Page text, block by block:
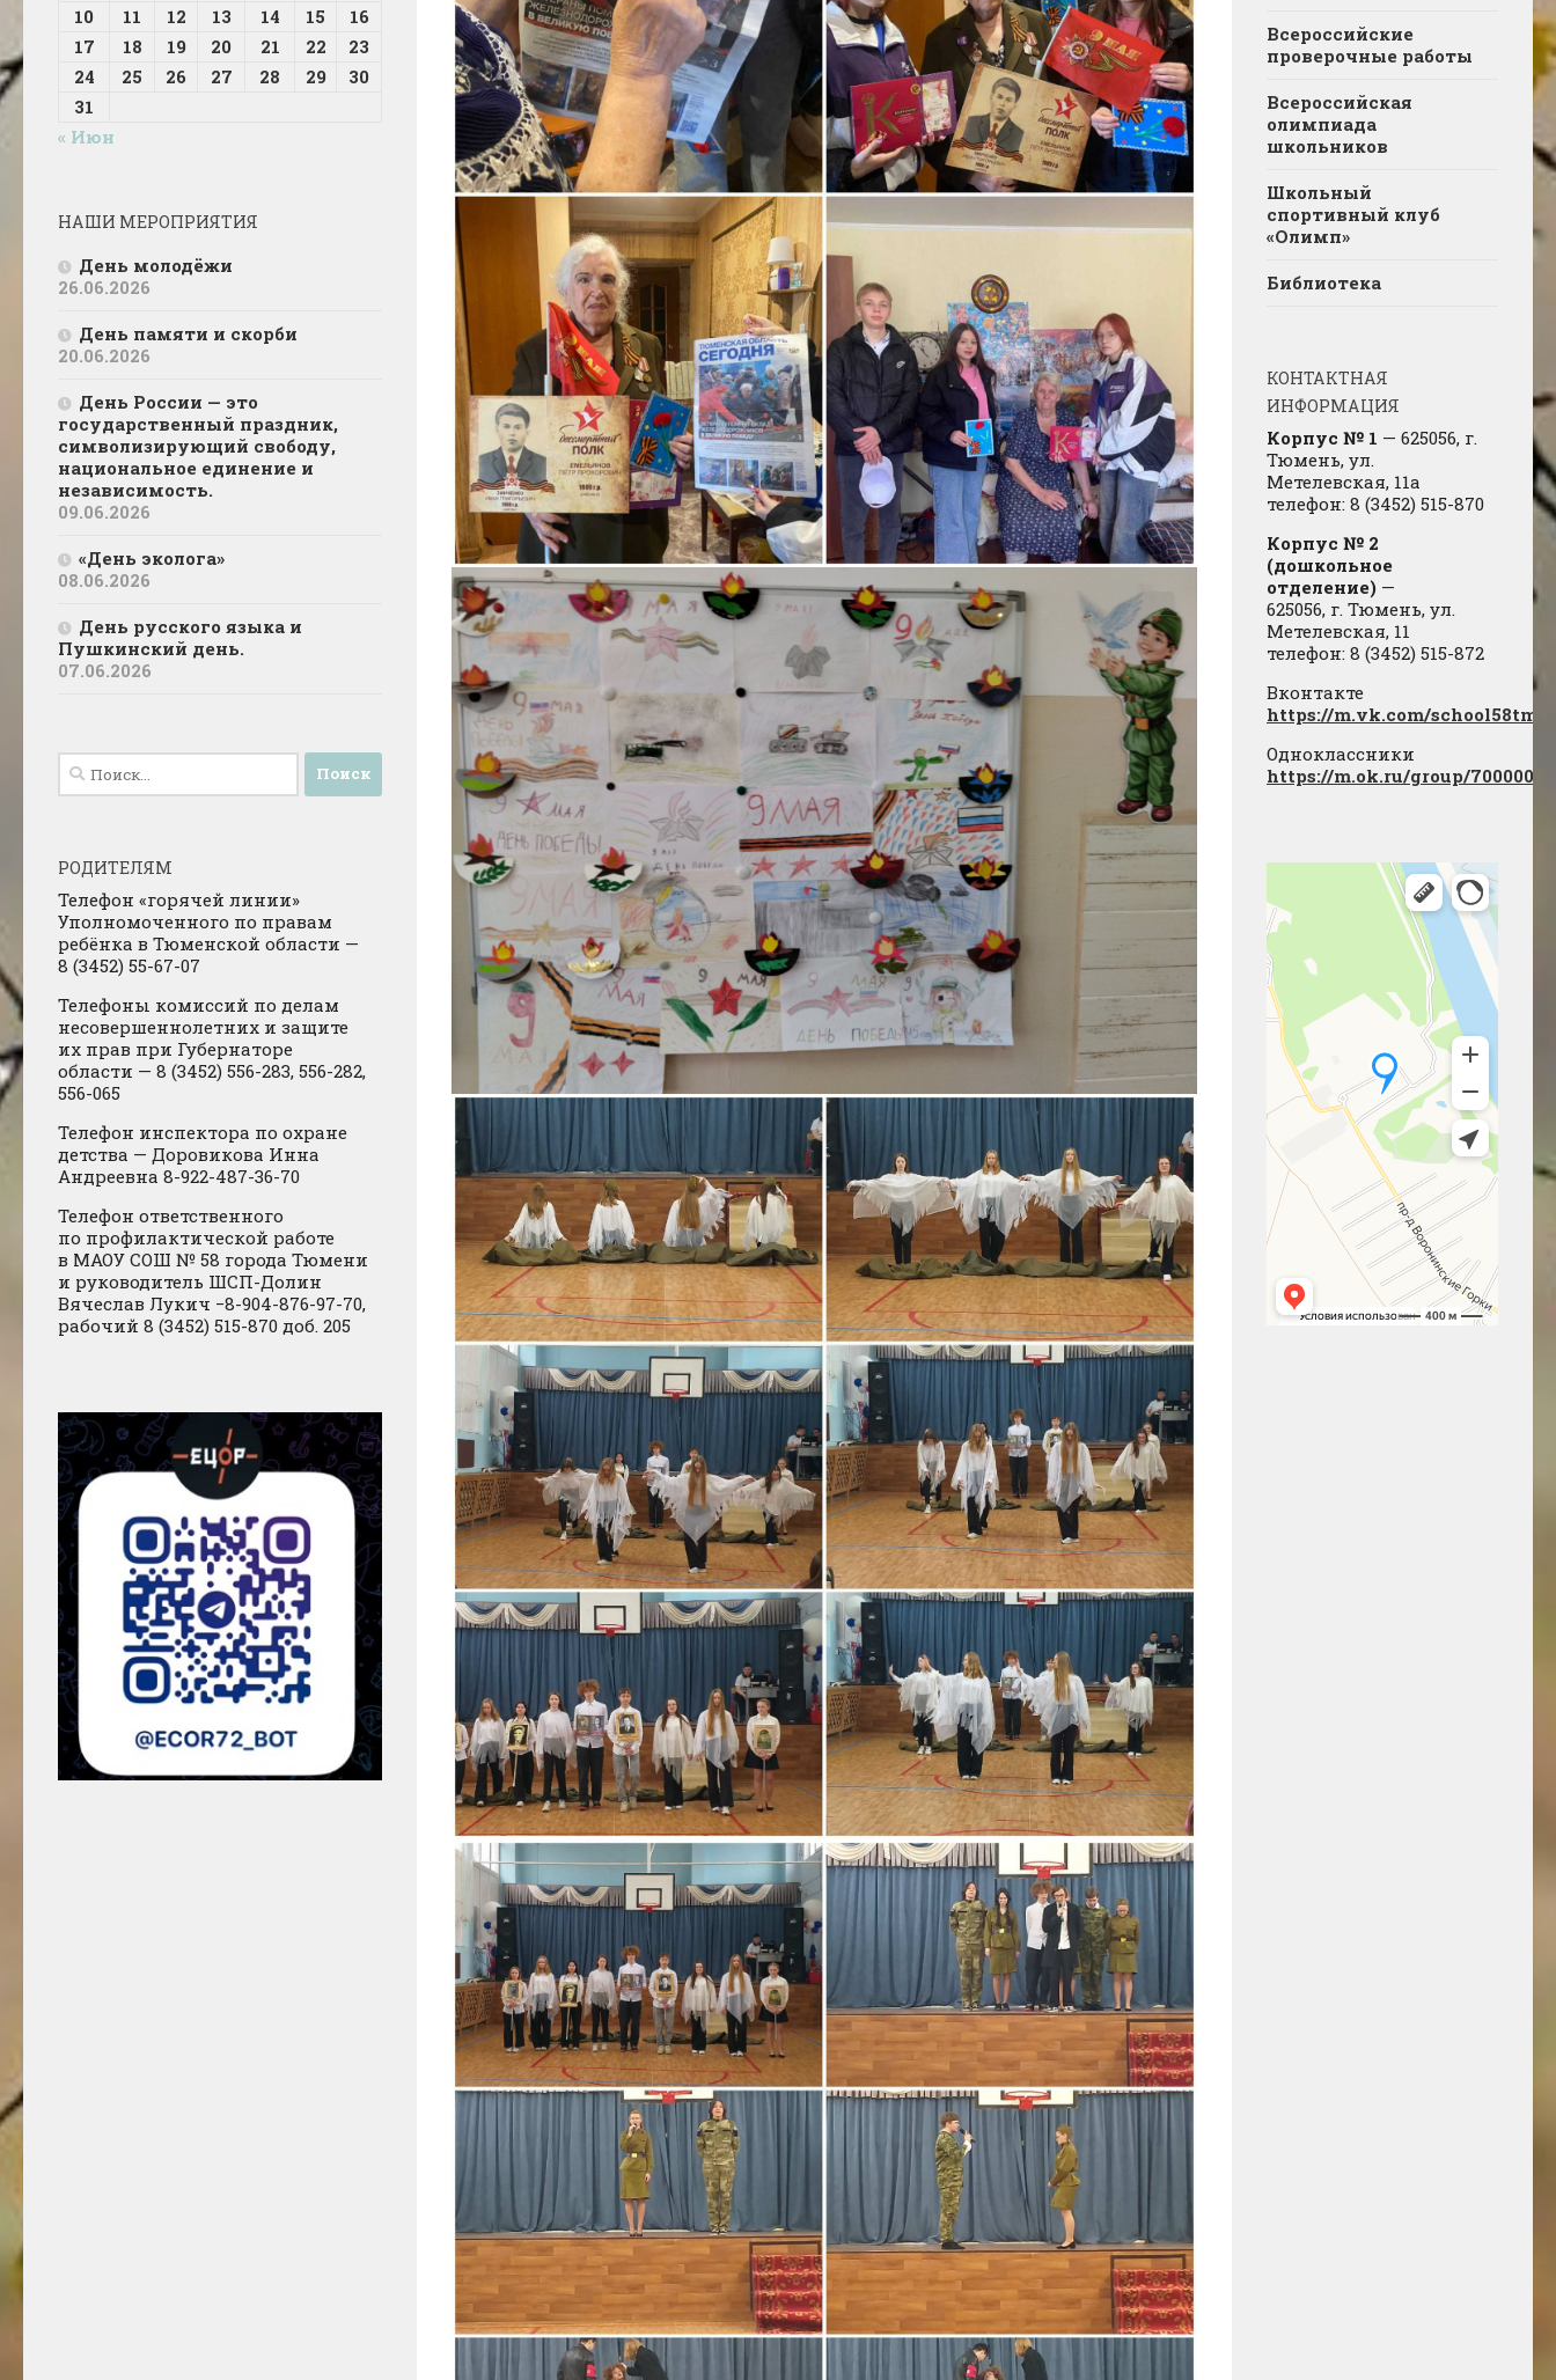
10
11 12 13 14 15
16
17
18 19 20 21 22
23
24
25 26 27 28 29
30
31
« Июн
НАШИ МЕРОПРИЯТИЯ
День молодёжи
26.06.2026
День памяти и скорби
20.06.2026
День России — это
государственный праздник,
символизирующий свободу,
национальное единение и
независимость.
09.06.2026
«День эколога»
08.06.2026
День русского языка и
Пушкинский день.
07.06.2026
Найти:
РОДИТЕЛЯМ
Телефон «горячей линии»
Уполномоченного по правам
ребёнка в Тюменской области —
8 (3452) 55-67-07
Телефоны комиссий по делам
несовершеннолетних и защите
их прав при Губернаторе
области — 8 (3452) 556-283, 556-282,
556-065
Телефон инспектора по охране
детства — Доровикова Инна
Андреевна 8-922-487-36-70
Телефон ответственного
по профилактической работе
в МАОУ СОШ № 58 города Тюмени
и руководитель ШСП-Долин
Вячеслав Лукич −8-904-876-97-70,
рабочий 8 (3452) 515-870 доб. 205
Всероссийские
проверочные работы
Всероссийская
олимпиада
школьников
Школьный
спортивный клуб
«Олимп»
Библиотека
КОНТАКТНАЯ
ИНФОРМАЦИЯ
Корпус № 1 — 625056, г.
Тюмень, ул.
Метелевская, 11а
телефон: 8 (3452) 515-870
Корпус № 2
(дошкольное
отделение) —
625056, г. Тюмень, ул.
Метелевская, 11
телефон: 8 (3452) 515-872
Вконтакте
https://m.vk.com/school58tmn
Одноклассники
https://m.ok.ru/group/